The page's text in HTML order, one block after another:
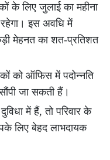
के लिए जुलाई का महीना
इस अवधि में
मेहनत का शत-प्रतिशत
को ऑफिस में पदोन्नति
जा सकती हैं।
में हैं, तो परिवार के
लिए बेहद लाभदायक